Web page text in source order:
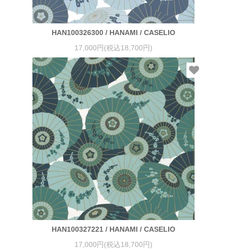
HAN100326300 / HANAMI / CASELIO
17,000円(税込18,700円)
HAN100327221 / HANAMI / CASELIO
17,000円(税込18,700円)